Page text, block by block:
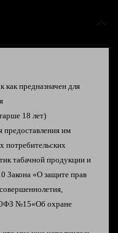
с холодком
Ежевики и
Айрон-Брю с
Лимон и Лайм
Виноград
как предназначен для
18 лет)
предоставления им
потребительских
табачнойпродукции и
Закона «О защите прав
№15«Об охране